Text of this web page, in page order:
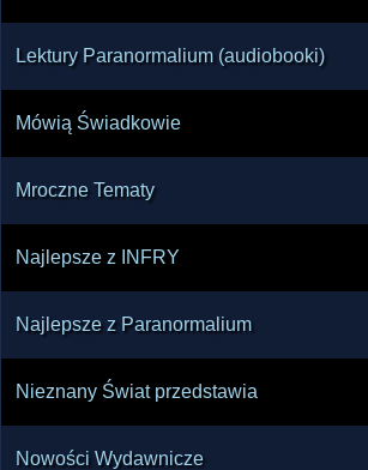
Lektury Paranormalium (audiobooki)
Mówią Świadkowie
Mroczne Tematy
Najlepsze z INFRY
Najlepsze z Paranormalium
Nieznany Świat przedstawia
Nowości Wydawnicze